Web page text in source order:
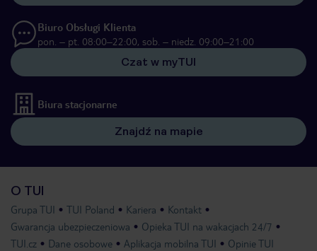
Biuro Obsługi Klienta
pon. – pt. 08:00–22:00, sob. – niedz. 09:00–21:00
Czat w myTUI
Biura stacjonarne
Znajdź na mapie
O TUI
Grupa TUI TUI Poland Kariera
Kontakt
Gwarancja ubezpieczeniowa
Opieka TUI na wakacjach 24/7
TUI.cz
Dane osobowe Aplikacja mobilna TUI Opinie TUI